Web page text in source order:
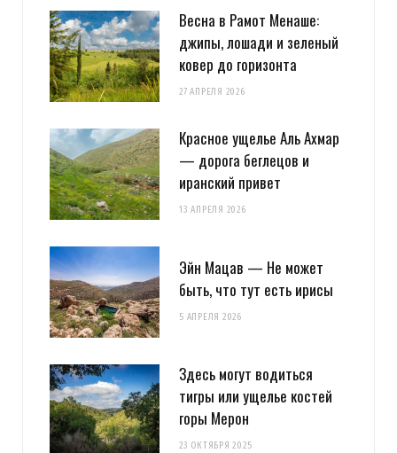
Весна в Рамот Менаше:
джипы, лошади и зеленый
ковер до горизонта
27 АПРЕЛЯ 2026
Красное ущелье Аль Ахмар
— дорога беглецов и
иранский привет
13 АПРЕЛЯ 2026
Эйн Мацав — Не может
быть, что тут есть ирисы
5 АПРЕЛЯ 2026
Здесь могут водиться
тигры или ущелье костей
горы Мерон
23 ОКТЯБРЯ 2025